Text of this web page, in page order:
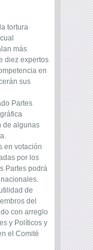
tortura
más
diez expertos
en
sus
Partes
de algunas
en votación
por los
Partes podrá
de
del
con arreglo
y Políticos y
el Comité